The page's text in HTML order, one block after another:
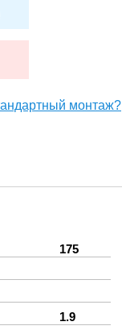
монтаж?
175
1.9